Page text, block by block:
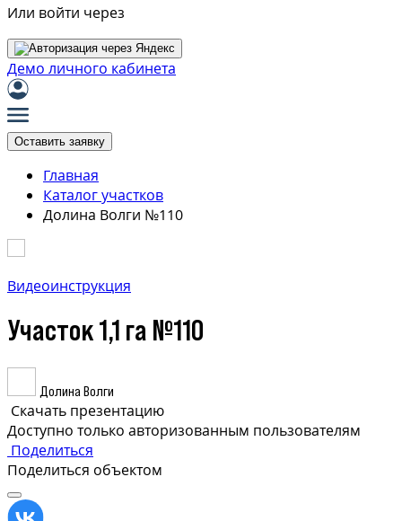
Или войти через
Демо личного кабинета
Оставить заявку
Главная
Каталог участков
Долина Волги №110
Видеоинструкция
Участок 1,1 га №110
Долина Волги
Скачать презентацию
Доступно только авторизованным пользователям
Поделиться
Поделиться объектом